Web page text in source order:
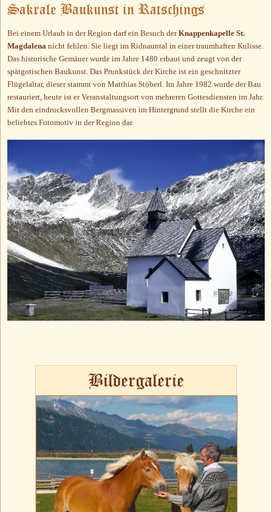
Sakrale Baukunst in Ratschings
Bei einem Urlaub in der Region darf ein Besuch derKnappenkapelle St.
Magdalena nicht fehlen. Sie liegt im Ridnauntal in einer traumhaften Kulisse.
Das historische Gemäuer wurde im Jahre 1480 erbaut und zeugt von der
spätgotischen Baukunst. Das Prunkstück der Kirche ist ein geschnitzter
Flügelaltar, dieser stammt von Matthias Stöberl. Im Jahre 1982 wurde der Bau
restauriert, heute ist er Veranstaltungsort von mehreren Gottesdiensten im Jahr.
Mit den eindrucksvollen Bergmassiven im Hintergrund stellt die Kirche ein
beliebtes Fotomotiv in der Region dar.
Bildergalerie